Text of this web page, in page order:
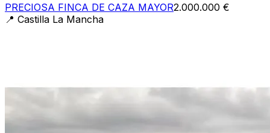
PRECIOSA FINCA DE CAZA MAYOR2.000.000 €
📍 Castilla La Mancha